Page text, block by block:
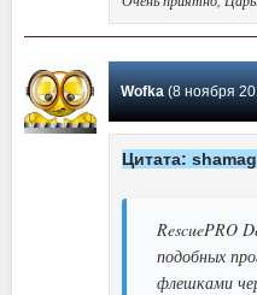
Wofka(8 ноября 2019
Цитата:
RescuePRO
подобных
флешками